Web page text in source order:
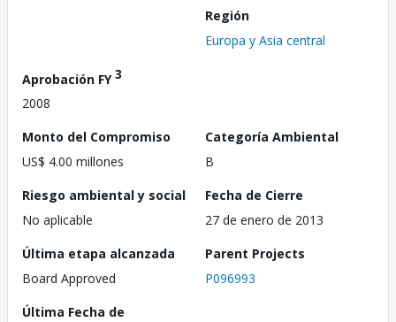
Región
Europa y Asia central
Aprobación FY3
2008
Monto del Compromiso
US$ 4.00 millones
Categoría Ambiental
B
Riesgo ambiental y social
No aplicable
Fecha de Cierre
27 de enero de 2013
Última etapa alcanzada
Board Approved
Parent Projects
P096993
Última Fecha de